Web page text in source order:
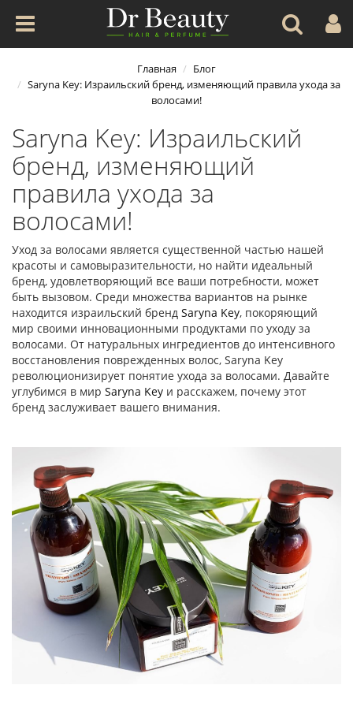
Главная
Блог
Saryna Key: Израильский бренд, изменяющий правила ухода за
волосами!
Saryna Key: Израильский
бренд, изменяющий
правила ухода за
волосами!
Уход за волосами является существенной частью нашей
красоты и самовыразительности, но найти идеальный
бренд, удовлетворяющий все ваши потребности, может
быть вызовом. Среди множества вариантов на рынке
находится израильский бренд Saryna Key, покоряющий
мир своими инновационными продуктами по уходу за
волосами. От натуральных ингредиентов до интенсивного
восстановления поврежденных волос, Saryna Key
революционизирует понятие ухода за волосами. Давайте
углубимся в мир Saryna Key и расскажем, почему этот
бренд заслуживает вашего внимания.